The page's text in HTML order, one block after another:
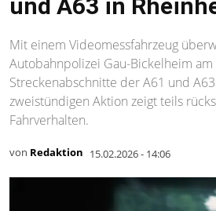
und A63 in
Mit einem Videomessfahrzeug
Autobahnpolizei Gau-Bickelheim am
Streckenabschnitte der A61 und
zweistündigen Aktion zeigt teils
Fahrverhalten.
von Redaktion 15.02.2026 - 14:06